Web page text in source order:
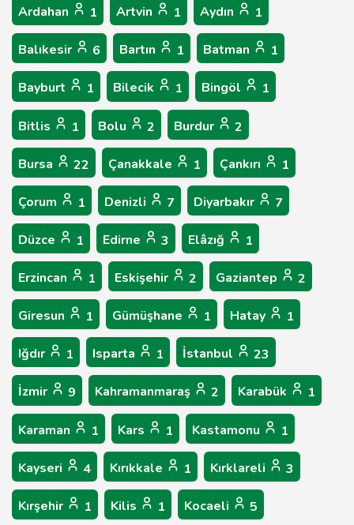
Ardahan 1 Artvin 1 Aydın 1
Balıkesir 6 Bartın 1 Batman 1
Bayburt 1 Bilecik 1 Bingöl 1
Bitlis 1 Bolu 2 Burdur 2
Bursa 22 Çanakkale 1 Çankırı 1
Çorum 1 Denizli 7 Diyarbakır 7
Düzce 1 Edirne 3 Elâzığ 1
Erzincan 1 Eskişehir 2 Gaziantep 2
Giresun 1 Gümüşhane 1 Hatay 1
Iğdır 1 Isparta 1 İstanbul 23
İzmir 9 Kahramanmaraş 2 Karabük 1
Karaman 1 Kars 1 Kastamonu 1
Kayseri 4 Kırıkkale 1 Kırklareli 3
Kırşehir 1 Kilis 1 Kocaeli 5